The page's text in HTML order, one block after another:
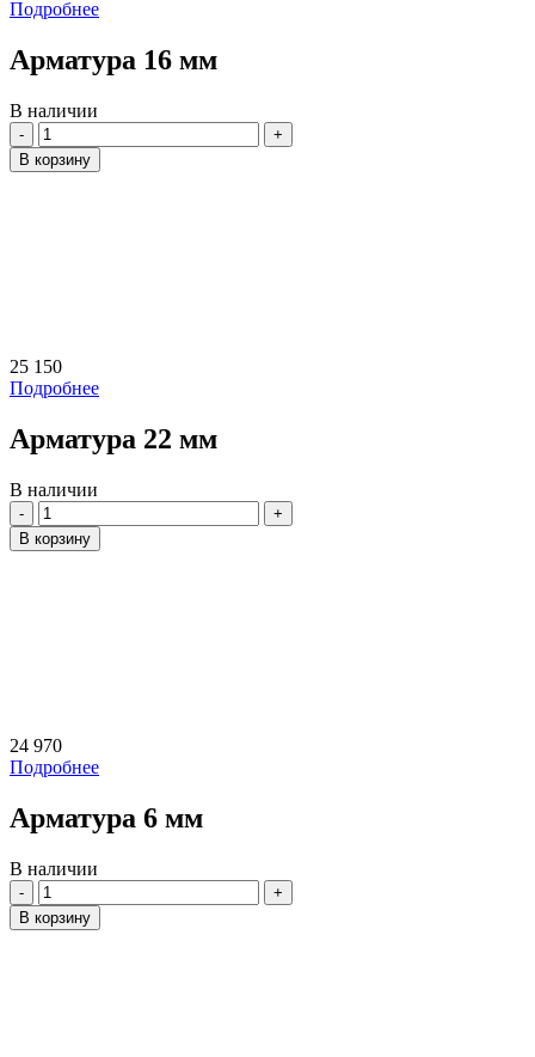
Подробнее
Арматура 16 мм
В наличии
Количество
В корзину
25 150
Подробнее
Арматура 22 мм
В наличии
Количество
В корзину
24 970
Подробнее
Арматура 6 мм
В наличии
Количество
В корзину